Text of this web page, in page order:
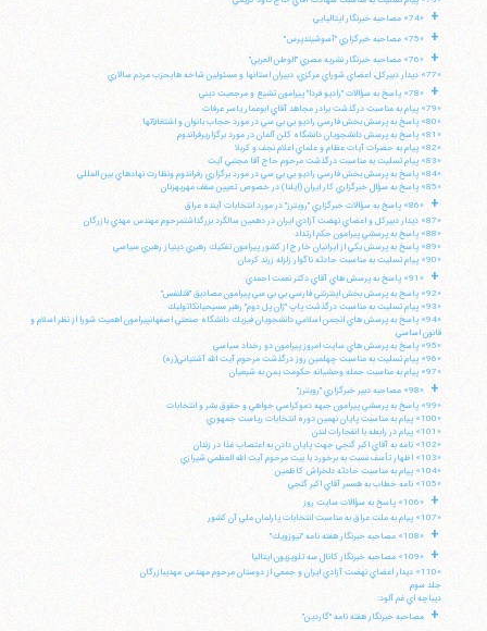
+ «74» مصاحبه خبرنگار ايتاليايي
+ «75» مصاحبه خبرگزاري "آسوشيتدپرس"
+
«76» مصاحبه خبرنگار نشريه مصري "الوطن العربي"
«77» ديدار دبيركل، اعضاي شوراي مركزي، دبيران استانها و مسئولين شاخه هايحزب مردم سالاري
+
«78» پاسخ به سؤالات "راديو فردا" پيرامون تشيع و مرجعيت ديني
«79» پيام به مناسبت درگذشت برادر مجاهد آقاي ابوعمار ياسر عرفات
«80» پاسخ به پرسش بخش فارسي راديو بي بي سي در مورد حجاب بانوان و اشتغالآنها
«81» پاسخ به پرسش دانشجويان دانشگاه كلن آلمان در مورد برگزاريرفراندوم
«82» پيام به حضرات آيات عظام و علماي اعلام نجف و كربلا
«83» پيام تسليت به مناسبت درگذشت مرحوم حاج آقا مجتبي آيت
«84» پاسخ به پرسش بخش فارسي راديو بي بي سي در مورد برگزاري رفراندوم ونظارت نهادهاي بين المللي
«85» پاسخ به سؤال خبرگزاري كار ايران (ايلنا) در خصوص تعيين سقف مهريهزنان
+
«86» پاسخ به سؤالات خبرگزاري "رويترز" در مورد انتخابات آينده عراق
«87» ديدار دبيركل و اعضاي نهضت آزادي ايران در دهمين سالگرد بزرگداشتمرحوم مهندس مهدي بازرگان
«88» پاسخ به پرسشي پيرامون حكم ارتداد
«89» پاسخ به پرسش يكي از ايرانيان خارج از كشور پيرامون تفكيك رهبري دينياز رهبري سياسي
«90» پيام تسليت به مناسبت حادثه ناگوار زلزله زرند كرمان
+
«91» پاسخ به پرسش هاي آقاي دكتر نعمت احمدي
«92» پاسخ به پرسش بخش اينترنتي فارسي بي بي سي پيرامون مصاديق "قتلنفس"
«93» پيام تسليت به مناسبت درگذشت پاپ "ژان پل دوم" رهبر مسيحيانكاتوليك
«94» پاسخ به پرسش هاي انجمن اسلامي دانشجويان فيزيك دانشگاه صنعتي اصفهانپيرامون اهميت شورا از نظر اسلام و
قانون اساسي
«95» پاسخ به پرسش هاي سايت امروز پيرامون دو رخداد سياسي
«96» پيام تسليت به مناسبت چهلمين روز درگذشت مرحوم آيت الله آشتياني(ره)
«97» پيام به مناسبت حمله وحشيانه حكومت يمن به شيعيان
+
«98» مصاحبه دبير خبرگزاري "رويترز"
«99» پاسخ به پرسشي پيرامون جبهه دموكراسي خواهي و حقوق بشر و انتخابات
«100» پيام به مناسبت پايان نهمين دوره انتخابات رياست جمهوري
«101» پيام در رابطه با انفجارات لندن
«102» نامه به آقاي اكبر گنجي جهت پايان دادن به اعتصاب غذا در زندان
«103» اظهار تأسف نسبت به برخورد با بيت مرحوم آيت الله العظمي شيرازي
«104» پيام به مناسبت حادثه دلخراش كاظمين
«105» نامه خطاب به همسر آقاي اكبر گنجي
+
«106» پاسخ به سؤالات سايت روز
«107» پيام به ملت عراق به مناسبت انتخابات پارلمان ملي آن كشور
+ «108» مصاحبه خبرنگار هفته نامه "نيوزويك"
+
«109» مصاحبه خبرنگار كانال سه تلويزيون ايتاليا
«110» ديدار اعضاي نهضت آزادي ايران و جمعي از دوستان مرحوم مهندس مهديبازرگان
جلد سوم
ديباچه اي غم آلود:
+ مصاحبه خبرنگار هفته نامه "گاردين"